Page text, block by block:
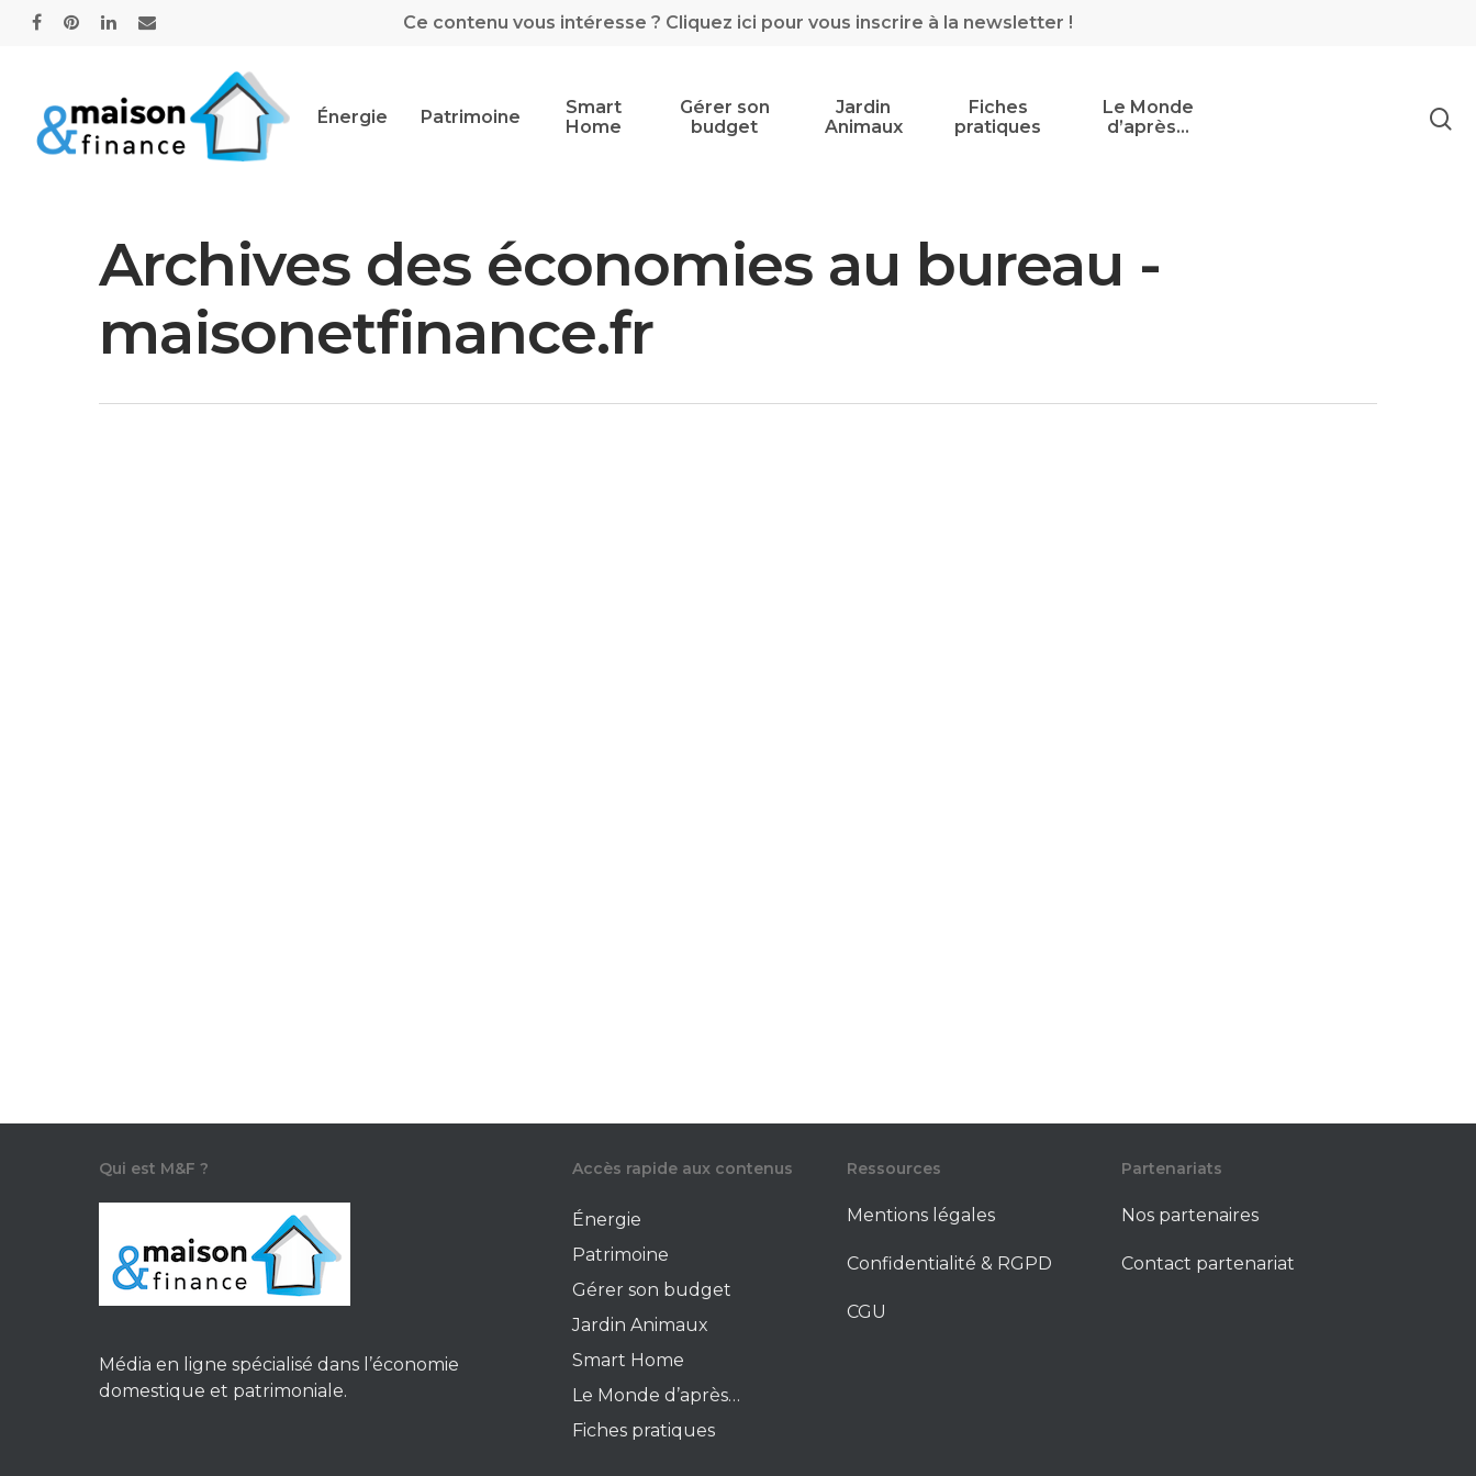
Ce contenu vous intéresse ? Cliquez ici pour vous inscrire à la newsletter !
Hit enter to search or ESC to close
Énergie Patrimoine
Smart
Home
Gérer son
budget
Jardin
Animaux
Fiches
pratiques
Le Monde
d’après…
Archives des économies au bureau -
maisonetfinance.fr
Qui est M&F ?
Média en ligne spécialisé dans l’économie
domestique et patrimoniale.
Accès rapide aux contenus
Énergie
Patrimoine
Gérer son budget
Jardin Animaux
Smart Home
Le Monde d’après…
Fiches pratiques
Ressources
Mentions légales
Confidentialité & RGPD
CGU
Partenariats
Nos partenaires
Contact partenariat